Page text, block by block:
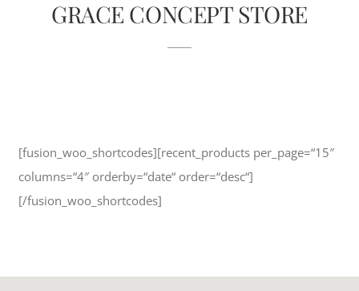
GRACE CONCEPT STORE
[fusion_woo_shortcodes][recent_products per_page=“15″
columns=“4″ orderby=“date“ order=“desc“]
[/fusion_woo_shortcodes]